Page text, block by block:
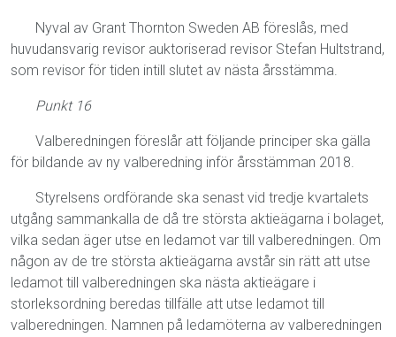
Nyval av Grant Thornton Sweden AB föreslås, med
huvudansvarig revisor auktoriserad revisor Stefan Hultstrand,
som revisor för tiden intill slutet av nästa årsstämma.
Punkt 16
Valberedningen föreslår att följande principer ska gälla
för bildande av ny valberedning inför årsstämman 2018.
Styrelsens ordförande ska senast vid tredje kvartalets
utgång sammankalla de då tre största aktieägarna i bolaget,
vilka sedan äger utse en ledamot var till valberedningen. Om
någon av de tre största aktieägarna avstår sin rätt att utse
ledamot till valberedningen ska nästa aktieägare i
storleksordning beredas tillfälle att utse ledamot till
valberedningen. Namnen på ledamöterna av valberedningen